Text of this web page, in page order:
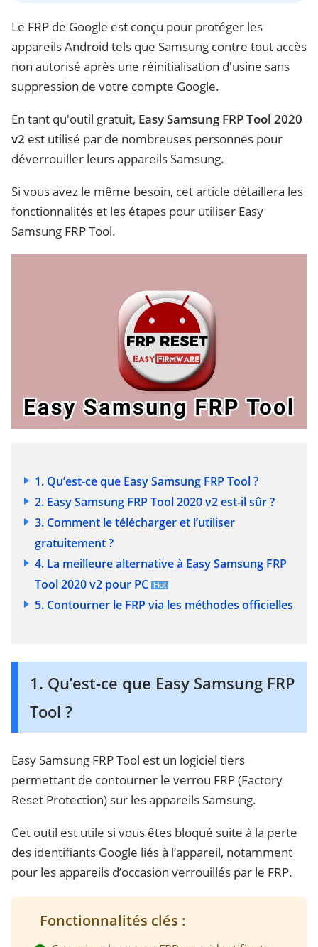
Le FRP de Google est conçu pour protéger les
appareils Android tels que Samsung contre tout accès
non autorisé après une réinitialisation d'usine sans
suppression de votre compte Google.
En tant qu'outil gratuit, Easy Samsung FRP Tool 2020
v2 est utilisé par de nombreuses personnes pour
déverrouiller leurs appareils Samsung.
Si vous avez le même besoin, cet article détaillera les
fonctionnalités et les étapes pour utiliser Easy
Samsung FRP Tool.
1. Qu’est-ce que Easy Samsung FRP Tool ?
2. Easy Samsung FRP Tool 2020 v2 est-il sûr ?
3. Comment le télécharger et l’utiliser
gratuitement ?
4. La meilleure alternative à Easy Samsung FRP
Tool 2020 v2 pour PC
5. Contourner le FRP via les méthodes officielles
1. Qu’est-ce que Easy Samsung FRP
Tool ?
Easy Samsung FRP Tool est un logiciel tiers
permettant de contourner le verrou FRP (Factory
Reset Protection) sur les appareils Samsung.
Cet outil est utile si vous êtes bloqué suite à la perte
des identifiants Google liés à l’appareil, notamment
pour les appareils d’occasion verrouillés par le FRP.
Fonctionnalités clés :